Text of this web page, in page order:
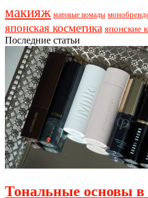
макияж матовые помады
японская косметика японские
Последние статьи
Тональные основы в